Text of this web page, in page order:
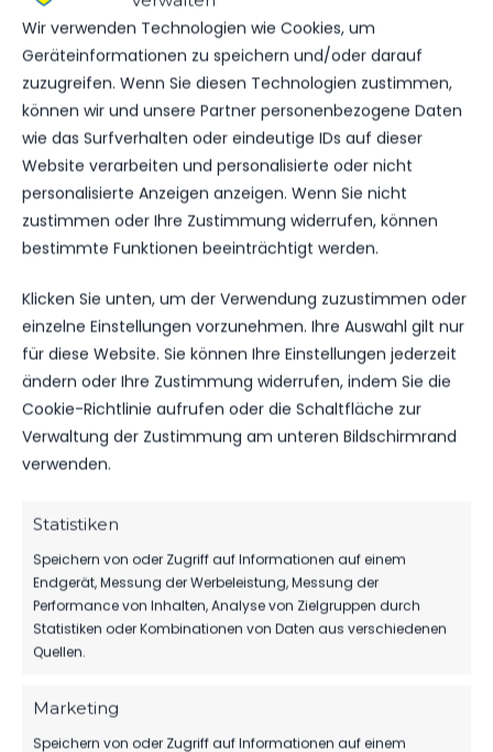
Wir verwenden Technologien wie Cookies, um
Geräteinformationen zu speichern und/oder darauf
zuzugreifen. Wenn Sie diesen Technologien zustimmen,
können wir und unsere Partner personenbezogene Daten
wie das Surfverhalten oder eindeutige IDs auf dieser
Website verarbeiten und personalisierte oder nicht
personalisierte Anzeigen anzeigen. Wenn Sie nicht
zustimmen oder Ihre Zustimmung widerrufen, können
bestimmte Funktionen beeinträchtigt werden.
Klicken Sie unten, um der Verwendung zuzustimmen oder
einzelne Einstellungen vorzunehmen. Ihre Auswahl gilt nur
für diese Website. Sie können Ihre Einstellungen jederzeit
ändern oder Ihre Zustimmung widerrufen, indem Sie die
Cookie-Richtlinie aufrufen oder die Schaltfläche zur
Verwaltung der Zustimmung am unteren Bildschirmrand
verwenden.
Statistiken
Speichern von oder Zugriff auf Informationen auf einem
Endgerät, Messung der Werbeleistung, Messung der
Performance von Inhalten, Analyse von Zielgruppen durch
Statistiken oder Kombinationen von Daten aus verschiedenen
Quellen.
Marketing
Speichern von oder Zugriff auf Informationen auf einem
491
TIM MACIEJEWSKI WECHSELT ZU
UNSEREM FSV
15. JULI 2025
677